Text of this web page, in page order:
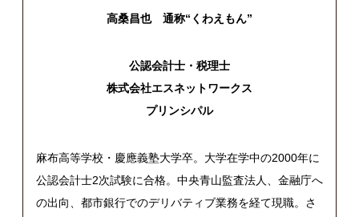
高桑昌也 通称“くわえもん”
公認会計士・税理士
株式会社エスネットワークス
プリンシパル
麻布高等学校・慶應義塾大学卒。大学在学中の2000年に
公認会計士2次試験に合格。中央青山監査法人、金融庁へ
の出向、都市銀行でのデリバティブ業務を経て現職。さ